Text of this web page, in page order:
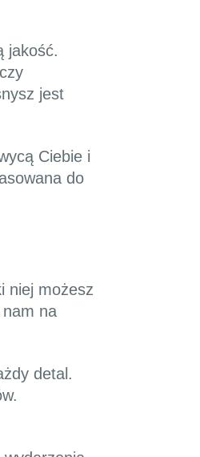
jakość.
jest
Ciebie i
do
niej możesz
na
detal.